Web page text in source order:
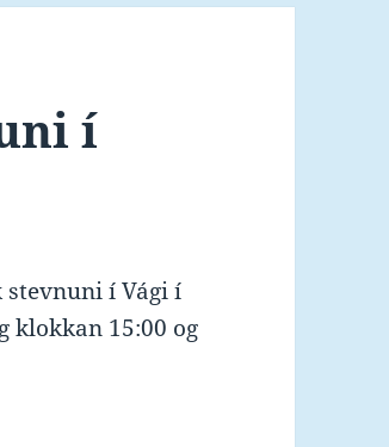
í
í Vági í
15:00 og